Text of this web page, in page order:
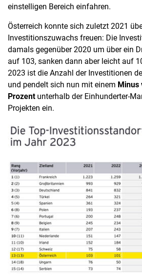
einstelligen Bereich einfahren.
Österreich konnte sich zuletzt 2021
Investitionszuwachs freuen: Die
damals gegenüber 2020 um über ein
auf 103, sanken dann aber leicht auf
2023 ist die Anzahl der Investitionen
und pendelt sich nun mit einem Minus
Prozentunterhalb der Einhunderter-
Projekten ein.